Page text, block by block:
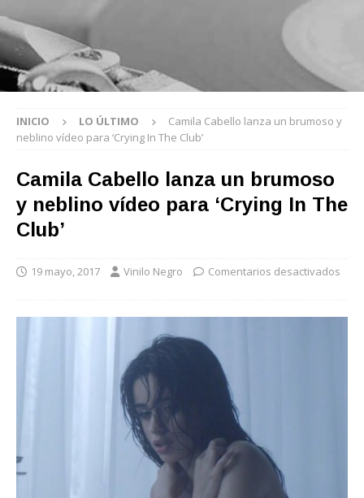
INICIO LO ÚLTIMO
Camila Cabello lanza un brumoso y
neblino vídeo para ‘Crying In The Club’
Camila Cabello lanza un brumoso
y neblino vídeo para ‘Crying In The
Club’
19 mayo, 2017 Vinilo Negro Comentarios desactivados